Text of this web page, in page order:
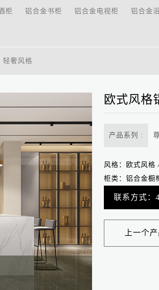
柜 铝合金书柜 铝合金电视柜 铝合金
轻奢风格
欧式风格
产品系列 :
风格： 欧式风格
柜类： 铝合金橱
联系方式：
上一个产